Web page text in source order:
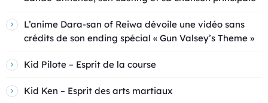
L’anime Dara-san of Reiwa dévoile une vidéo sans
crédits de son ending spécial « Gun Valsey’s Theme »
Kid Pilote – Esprit de la course
Kid Ken – Esprit des arts martiaux